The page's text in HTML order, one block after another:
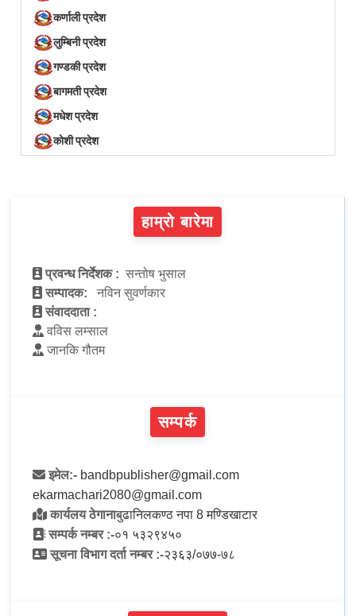
कर्णाली प्रदेश
लुम्बिनी प्रदेश
गण्डकी प्रदेश
बागमती प्रदेश
मधेश प्रदेश
कोशी प्रदेश
हाम्रो बारेमा
प्रवन्ध निर्देशक : सन्तोष भुसाल
सम्पादक:
नविन सुवर्णकार
संवाददाता :
वविस लम्साल
जानकि गौतम
सम्पर्क
इमेल:- bandbpublisher@gmail.com
ekarmachari2080@gmail.com
कार्यलय ठेगानाबुढानिलकण्ठ नपा 8 मण्डिखाटार
सम्पर्क नम्बर :-०१ ५३२९४५०
सूचना विभाग दर्ता नम्बर :-२३६३/०७७-७८